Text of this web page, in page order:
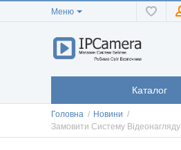
Меню
Каталог
Головна / Новини /
Замовити Систему Відеонагляду